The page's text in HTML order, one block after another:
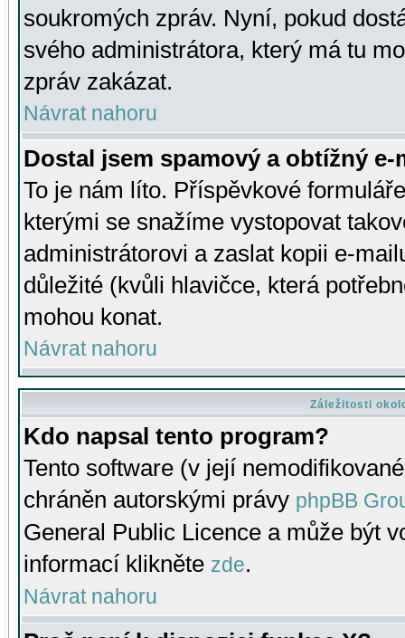
soukromých zpráv. Nyní, pokud
svého administrátora, který má tu
zpráv zakázat.
Návrat nahoru
Dostal jsem spamový a obtížný
To je nám líto. Příspěvkové
kterými se snažíme vystopovat
administrátorovi a zaslat kopii e-
důležité (kvůli hlavičce, která
mohou konat.
Návrat nahoru
Záležitosti
Kdo napsal tento program?
Tento software (v její
chráněn autorskými právy phpBB
General Public Licence a může být
informací klikněte zde.
Návrat nahoru